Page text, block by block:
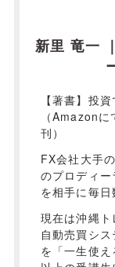
新里 竜一
【著書】投
（Amazon
刊）
FX会社大手
のプロディ
を相手に毎日
現在は沖縄
自動売買シ
を「一生使